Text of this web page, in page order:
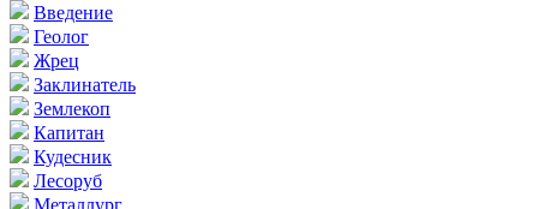
Введение
Геолог
Жрец
Заклинатель
Землекоп
Капитан
Кудесник
Лесоруб
Металлург